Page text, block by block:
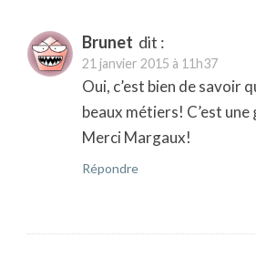
Brunet dit :
21 janvier 2015 à 11h37
Oui, c’est bien de savoir
beaux métiers! C’est
Merci Margaux!
Répondre